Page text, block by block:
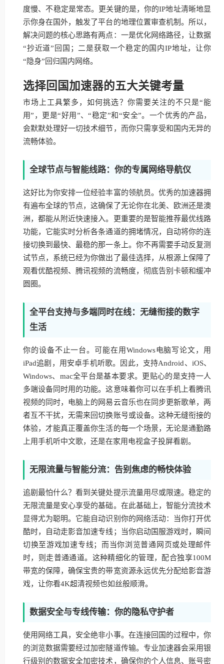
度慢、不稳定是常态。更关键的是，你的IP地址清晰地显
示你身在国外，触发了平台的地理位置审查机制。所以，
解决问题的核心思路有两点：一是优化网络路径，让数据
“抄近道”回国；二是获取一个稳定的国内IP地址，让你
“隐身”回归国内网络。
选择回国加速器的五大关键考量
市场上工具繁多，如何挑选？你需要关注的不只是“能
用”，更是“好用”、“稳定”和“安全”。一个优秀的产品，
会默默处理好一切技术细节，而你只需享受和国内无异的
流畅体验。
全球节点与智能线路：你的专属网络导航仪
这好比为你安排一位经验丰富的领航员。优秀的加速器拥
有遍布全球的节点，这确保了无论你在北美、欧洲还是澳
洲，都能从附近快速接入。更重要的是智能推荐最优线路
功能，它能实时分析各条通道的拥堵情况，自动将你的连
接切换到最快、最稳的那一条上。你不再需要手动反复测
试节点，系统已经为你做出了最佳选择，从根源上保障了
观看优酷视频、腾讯视频的流畅度，彻底告别卡顿和缓冲
圆圈。
全平台支持与多端同时在线：无缝衔接的数字
生活
你的设备不止一台。可能在用Windows电脑写论文，用
iPad追剧，用安卓手机听歌。因此，支持Android、iOS、
Windows、mac全平台是基本要求。更贴心的是支持一人
多端设备同时用的功能。这意味着你可以在手机上看腾讯
视频的同时，电脑上的网易云音乐也在同步更新歌单，两
者互不干扰，无需来回切换账号或设备。这种无缝衔接的
体验，才能真正覆盖你生活的每一个场景，无论是通勤路
上用手机听中文歌，还是在家用电视盒子投屏看剧。
无限流量与智能分流：告别焦虑的畅快体验
追剧最怕什么？看到关键处提示流量用尽或限速。稳定的
无限流量是安心享受的基础。在此基础上，智能分流技术
显得尤为聪明。它能自动识别你的网络活动：当你打开优
酷时，自动走影音加速专线；当你启动国服游戏时，瞬间
切换至游戏加速专线；而当你浏览普通网页或处理邮件
时，则走普通通道。这种精细化的管理，配合独享100M
带宽的保障，确保宝贵的带宽资源永远优先分配给影音游
戏，让你看4K超清视频也如丝般顺滑。
数据安全与专线传输：你的隐私守护者
使用网络工具，安全绝非小事。在连接回国的过程中，你
的浏览数据需要经过加密隧道传输。专业加速器会采用银
行级别的数据安全加密技术，确保你的个人信息、账号密